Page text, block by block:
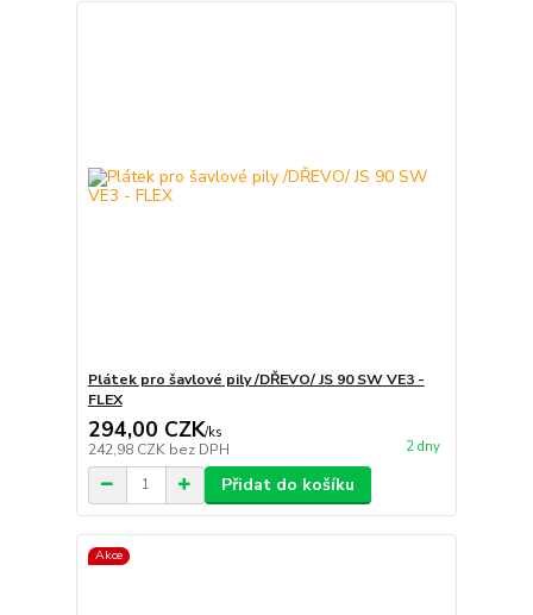
Plátek pro šavlové pily /DŘEVO/ JS 90 SW VE3 -
FLEX
294,00 CZK/ks
242,98 CZK bez DPH 2 dny
Přidat do košíku
Akce